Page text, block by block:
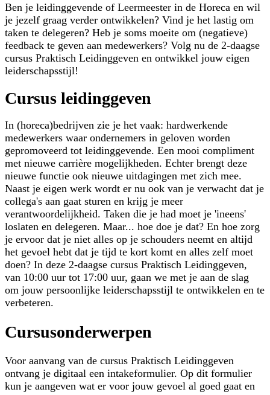
Ben je leidinggevende of Leermeester in de Horeca en wil
je jezelf graag verder ontwikkelen? Vind je het lastig om
taken te delegeren? Heb je soms moeite om (negatieve)
feedback te geven aan medewerkers? Volg nu de 2-daagse
cursus Praktisch Leidinggeven en ontwikkel jouw eigen
leiderschapsstijl!
Cursus leidinggeven
In (horeca)bedrijven zie je het vaak: hardwerkende
medewerkers waar ondernemers in geloven worden
gepromoveerd tot leidinggevende. Een mooi compliment
met nieuwe carrière mogelijkheden. Echter brengt deze
nieuwe functie ook nieuwe uitdagingen met zich mee.
Naast je eigen werk wordt er nu ook van je verwacht dat je
collega's aan gaat sturen en krijg je meer
verantwoordelijkheid. Taken die je had moet je 'ineens'
loslaten en delegeren. Maar... hoe doe je dat? En hoe zorg
je ervoor dat je niet alles op je schouders neemt en altijd
het gevoel hebt dat je tijd te kort komt en alles zelf moet
doen? In deze 2-daagse cursus Praktisch Leidinggeven,
van 10:00 uur tot 17:00 uur, gaan we met je aan de slag
om jouw persoonlijke leiderschapsstijl te ontwikkelen en te
verbeteren.
Cursusonderwerpen
Voor aanvang van de cursus Praktisch Leidinggeven
ontvang je digitaal een intakeformulier. Op dit formulier
kun je aangeven wat er voor jouw gevoel al goed gaat en